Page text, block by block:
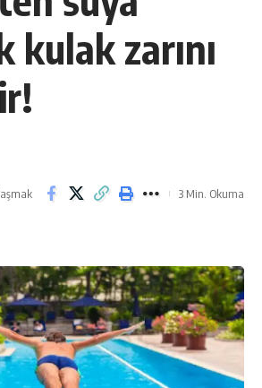
kulak zarını
3 Min. Okuma